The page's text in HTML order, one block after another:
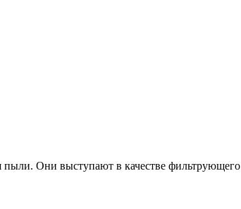
Они выступают в качестве